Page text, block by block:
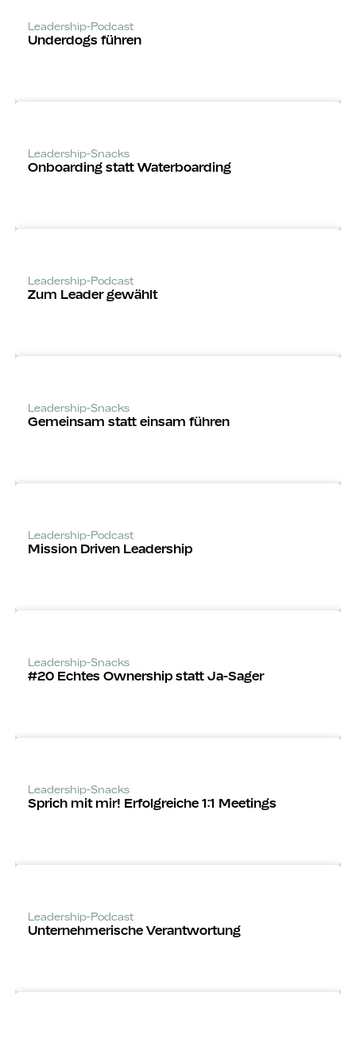
Leadership-Podcast
Underdogs führen
Leadership-Snacks
Onboarding statt Waterboarding
Leadership-Podcast
Zum Leader gewählt
Leadership-Snacks
Gemeinsam statt einsam führen
Leadership-Podcast
Mission Driven Leadership
Leadership-Snacks
#20 Echtes Ownership statt Ja-Sager
Leadership-Snacks
Sprich mit mir! Erfolgreiche 1:1 Meetings
Leadership-Podcast
Unternehm­erische Verantwortung